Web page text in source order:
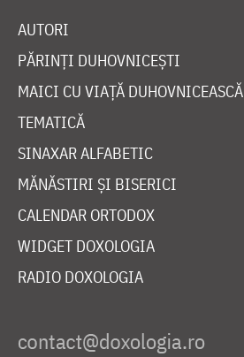
AUTORI
PĂRINȚI DUHOVNICEȘTI
MAICI CU VIAȚĂ DUHOVNICEASCĂ
TEMATICĂ
SINAXAR ALFABETIC
MĂNĂSTIRI ȘI BISERICI
CALENDAR ORTODOX
WIDGET DOXOLOGIA
RADIO DOXOLOGIA